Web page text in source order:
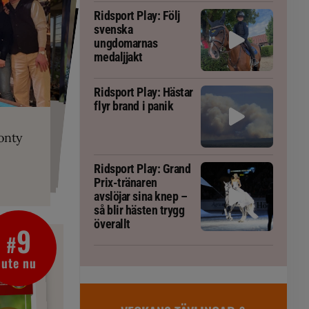
är allt
fång
blivit
tränaren
#9
ute nu
Ridsport Play: Följ
svenska
ungdomarnas
medaljjakt
Ridsport Play: Hästar
flyr brand i panik
Ridsport Play: Grand
Prix-tränaren
avslöjar sina knep –
så blir hästen trygg
överallt